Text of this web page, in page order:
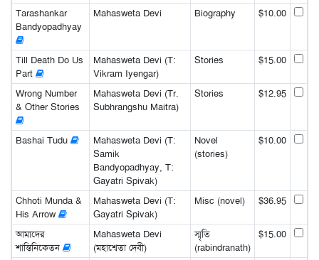
Tarashankar
Bandyopadhyay
Mahasweta Devi Biography $10.00
Till Death Do Us
Part
Mahasweta Devi (T:
Vikram Iyengar)
Stories $15.00
Wrong Number
& Other Stories
Mahasweta Devi (Tr.
Subhrangshu Maitra)
Stories $12.95
Bashai Tudu
Mahasweta Devi (T:
Samik
Bandyopadhyay, T:
Gayatri Spivak)
Novel
(stories)
$10.00
Chhoti Munda &
His Arrow
Mahasweta Devi (T:
Gayatri Spivak)
Misc (novel) $36.95
আমাদের
শান্তিনিকেতন
Mahasweta Devi
(মহাশ্বেতা দেবী)
স্মৃতি
(rabindranath)
$15.00